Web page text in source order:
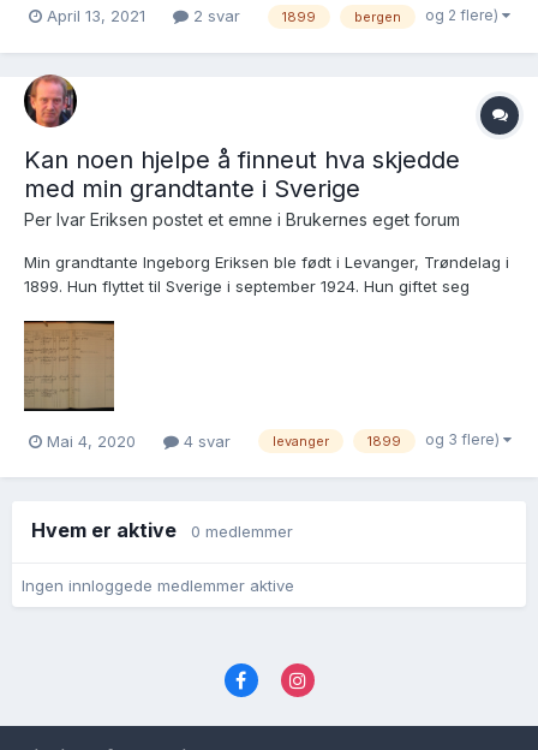
April 13, 2021 2 svar 1899 bergen og 2 flere)
Kan noen hjelpe å finneut hva skjedde
med min grandtante i Sverige
Per Ivar Eriksen postet et emne i Brukernes eget forum
Min grandtante Ingeborg Eriksen ble født i Levanger, Trøndelag i
1899. Hun flyttet til Sverige i september 1924. Hun giftet seg
Gustav Valfrid Pettersson er antagelig født engang i 1888. Her
slutter alle spor...
Mai 4, 2020 4 svar levanger 1899 og 3 flere)
Hvem er aktive 0 medlemmer
Ingen innloggede medlemmer aktive